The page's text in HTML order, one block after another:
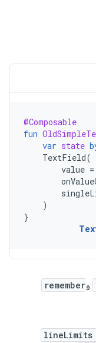
@Composable
fun
var state
TextField(
value =
)
}
وremember
lineLimits